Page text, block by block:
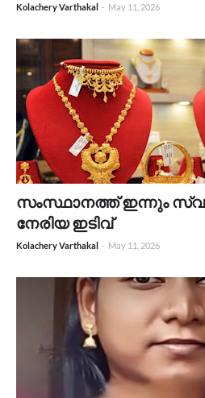
Kolachery Varthakal - May 11, 2026
സംസ്ഥാനത്ത് ഇന്നും
നേരിയ ഇടിവ്
Kolachery Varthakal - May 11, 2026